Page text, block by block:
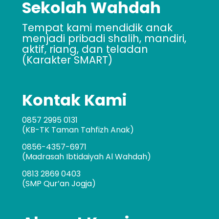
Sekolah Wahdah
Tempat kami mendidik anak
menjadi pribadi shalih, mandiri,
aktif, riang, dan teladan
(Karakter SMART)
Kontak Kami
0857 2995 0131
(KB-TK Taman Tahfizh Anak)
0856-4357-6971
(Madrasah Ibtidaiyah Al Wahdah)
0813 2869 0403
(SMP Qur’an Jogja)